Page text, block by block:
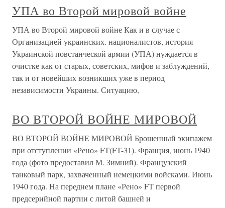
УПА во Второй мировой войне
УПА во Второй мировой войне Как и в случае с
Организацией украинских. националистов, история
Украинской повстанческой армии (УПА) нуждается в
очистке как от старых, советских, мифов и заблуждений,
так и от новейших возникших уже в период
независимости Украины. Ситуацию,
ВО ВТОРОЙ ВОЙНЕ МИРОВОЙ
ВО ВТОРОЙ ВОЙНЕ МИРОВОЙ Брошенный экипажем
при отступлении «Рено» FT(FT-31). Франция, июнь 1940
года (фото предоставил М. Зимний). Французский
танковый парк, захваченный немецкими войсками. Июнь
1940 года. На переднем плане «Рено» FT первой
предсерийной партии с литой башней и